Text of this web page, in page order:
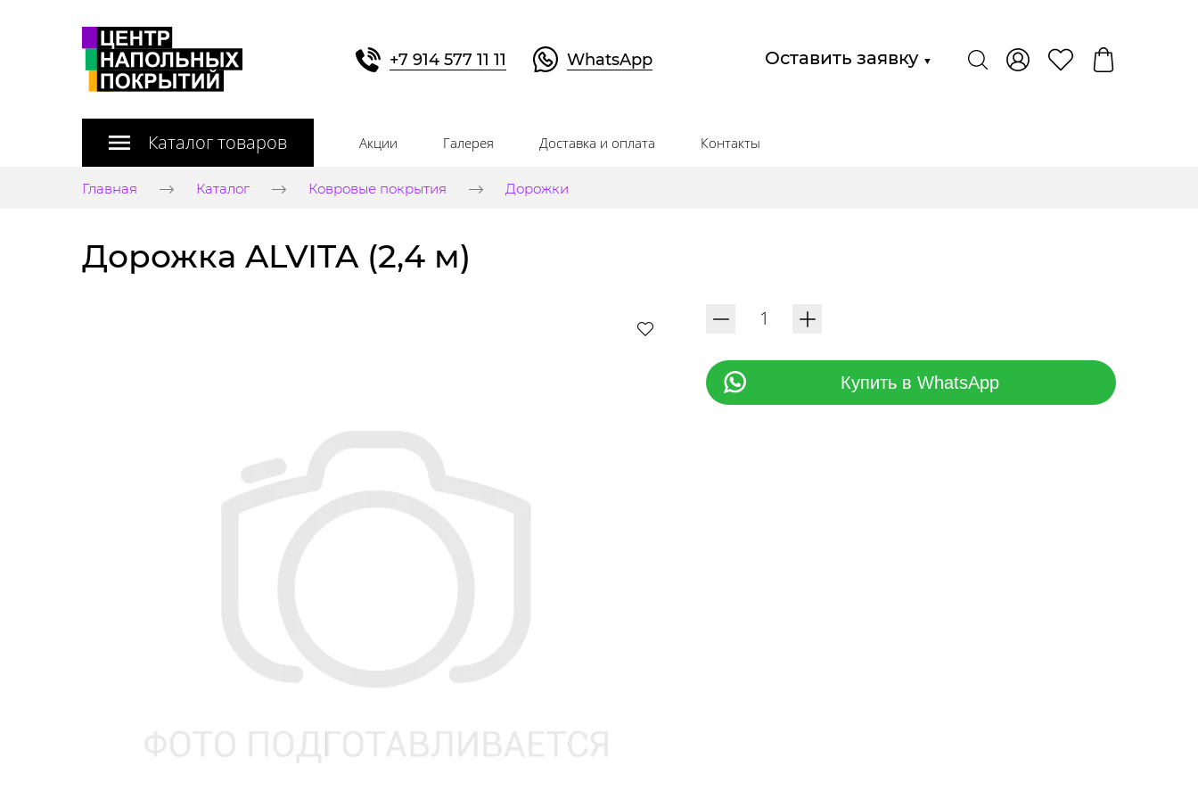
+7 914 577 11 11 WhatsApp Оставить заявку ▼
Каталог товаров Акции Галерея Доставка и оплата Контакты
Главная Каталог Ковровые покрытия Дорожки
Дорожка ALVITA (2,4 м)
Купить в WhatsApp